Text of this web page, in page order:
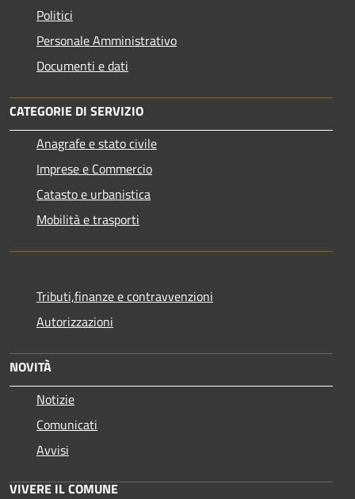
Politici
Personale Amministrativo
Documenti e dati
CATEGORIE DI SERVIZIO
Anagrafe e stato civile
Imprese e Commercio
Catasto e urbanistica
Mobilità e trasporti
Tributi,finanze e contravvenzioni
Autorizzazioni
NOVITÀ
Notizie
Comunicati
Avvisi
VIVERE IL COMUNE